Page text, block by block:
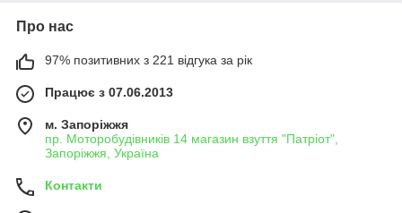
Про нас
97% позитивних з 221 відгука за рік
Працює з 07.06.2013
м. Запоріжжя
пр. Моторобудівників 14 магазин взуття "Патріот",
Запоріжжя, Україна
Контакти